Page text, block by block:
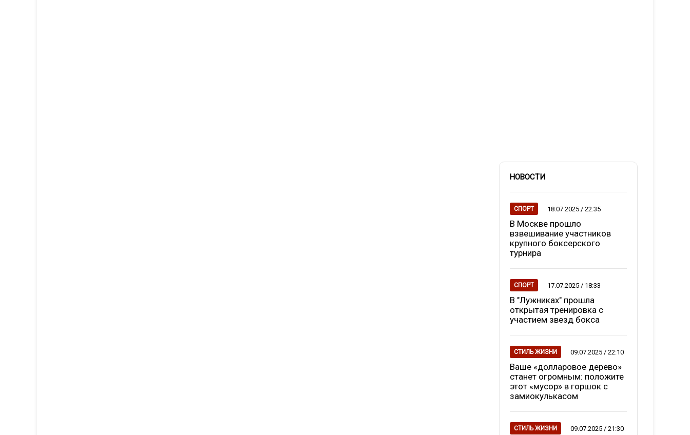
НОВОСТИ
СПОРТ 18.07.2025 / 22:35
В Москве прошло
взвешивание участников
крупного боксерского
турнира
СПОРТ 17.07.2025 / 18:33
В "Лужниках" прошла
открытая тренировка с
участием звезд бокса
СТИЛЬ ЖИЗНИ 09.07.2025 / 22:10
Ваше «долларовое дерево»
станет огромным: положите
этот «мусор» в горшок с
замиокулькасом
СТИЛЬ ЖИЗНИ 09.07.2025 / 21:30